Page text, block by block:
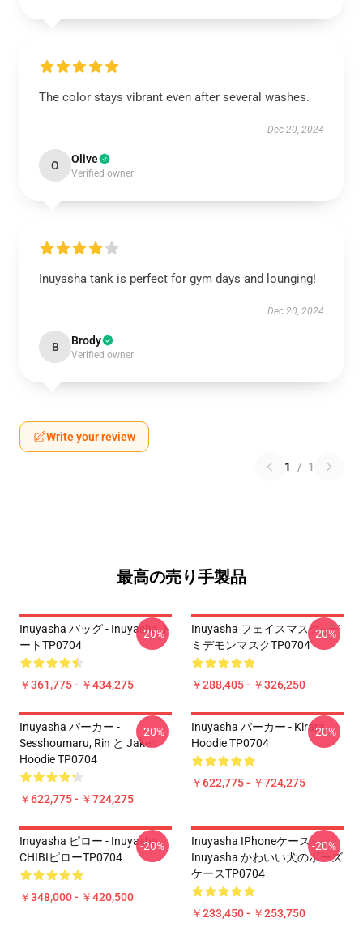
The color stays vibrant even after several washes.
Dec 20, 2024
O Olive
Verified owner
Inuyasha tank is perfect for gym days and lounging!
Dec 20, 2024
B Brody
Verified owner
Write your review
1 / 1
最高の売り手製品
Inuyasha バッグ - Inuyasha ト
ートTP0704
￥361,775 - ￥434,275
-20%
Inuyasha フェイスマスク - デ
ミデモンマスクTP0704
￥288,405 - ￥326,250
-20%
Inuyasha パーカー -
Sesshoumaru, Rin と Jaken
Hoodie TP0704
￥622,775 - ￥724,275
-20%
Inuyasha パーカー - Kirara
Hoodie TP0704
￥622,775 - ￥724,275
-20%
Inuyasha ピロー - Inuyasha
CHIBIピローTP0704
￥348,000 - ￥420,500
-20%
Inuyasha IPhoneケース -
Inuyasha かわいい犬のポーズ
ケースTP0704
￥233,450 - ￥253,750
-20%